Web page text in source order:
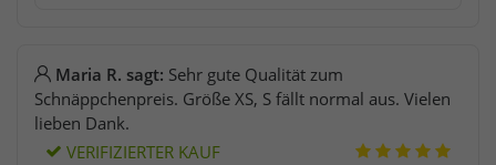
Maria R. sagt: Sehr gute Qualität zum
Schnäppchenpreis. Größe XS, S fällt normal aus. Vielen
lieben Dank.
VERIFIZIERTER KAUF